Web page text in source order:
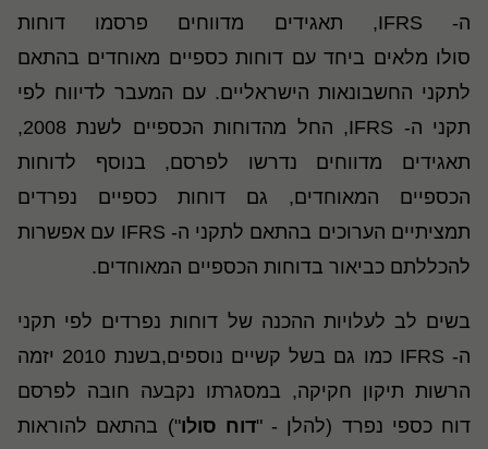
ה- IFRS, תאגידים מדווחים פרסמו דוחות
סולו מלאים ביחד עם דוחות כספיים מאוחדים בהתאם
לתקני החשבונאות הישראליים. עם המעבר לדיווח לפי
תקני ה- IFRS
, החל מהדוחות הכספיים לשנת 2008,
תאגידים מדווחים נדרשו לפרסם, בנוסף לדוחות
הכספיים המאוחדים, גם דוחות כספיים נפרדים
תמציתיים הערוכים בהתאם לתקני ה- IFRS עם אפשרות
להכללתם כביאור בדוחות הכספיים המאוחדים.
בשים לב לעלויות ההכנה של דוחות נפרדים לפי תקני
ה- IFRS
כמו גם בשל קשיים נוספים,בשנת 2010 יזמה
הרשות תיקון חקיקה, במסגרתו נקבעה חובה לפרסם
דוח כספי נפרד (להלן - "דוח סולו") בהתאם להוראות